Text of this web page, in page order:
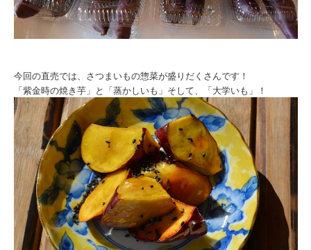
今回の直売では、さつまいもの惣菜が盛りだくさんです！
「紫金時の焼き芋」と「蒸かしいも」そして、「大学いも」！